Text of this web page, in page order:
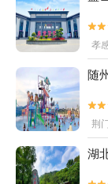
孝
随
荆
湖